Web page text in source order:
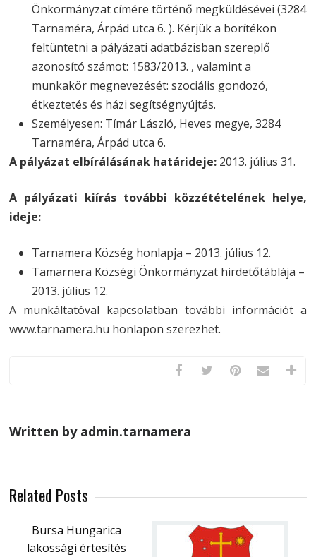
Önkormányzat címére történő megküldésévei (3284
Tarnaméra, Árpád utca 6. ). Kérjük a borítékon
feltüntetni a pályázati adatbázisban szereplő
azonosító számot: 1583/2013. , valamint a
munkakör megnevezését: szociális gondozó,
étkeztetés és házi segítségnyújtás.
Személyesen: Tímár László, Heves megye, 3284
Tarnaméra, Árpád utca 6.
A pályázat elbírálásának határideje: 2013. július 31.
A pályázati kiírás további közzétételének helye,
ideje:
Tarnamera Község honlapja – 2013. július 12.
Tamarnera Községi Önkormányzat hirdetőtáblája –
2013. július 12.
A munkáltatóval kapcsolatban további információt a
www.tarnamera.hu honlapon szerezhet.
Written by admin.tarnamera
Related Posts
Bursa Hungarica
lakossági értesítés